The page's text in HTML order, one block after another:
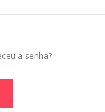
a senha?